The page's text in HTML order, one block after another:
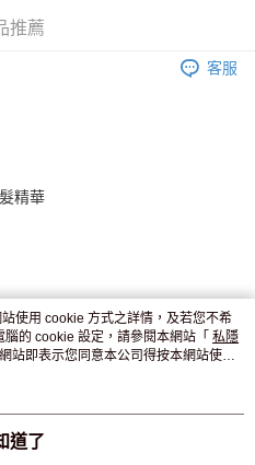
工作天到店，7天內取。逾期後
推薦
客服
精華
使用 cookie 方式之詳情，及若您不希
的 cookie 設定，請參閱本網站「 私隱
站即表示您同意本公司得按本網站使用
道了